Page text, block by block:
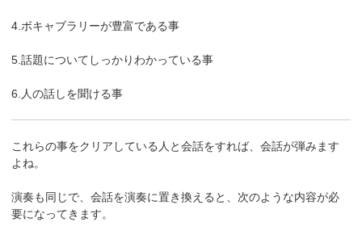
4.ボキャブラリーが豊富である事
5.話題についてしっかりわかっている事
6.人の話しを聞ける事
これらの事をクリアしている人と会話をすれば、会話が弾みます
よね。
演奏も同じで、会話を演奏に置き換えると、次のような内容が必
要になってきます。